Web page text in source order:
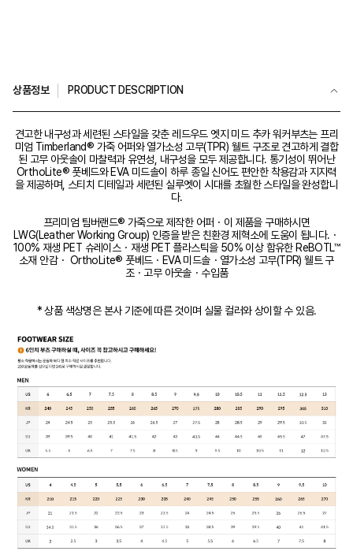
상품정보 PRODUCT DESCRIPTION
견고한 내구성과 세련된 스타일을 갖춘 레드우드 엣지 미드 추카 워커부츠는 프리
미엄 Timberland® 가죽 어퍼와 열가소성 고무(TPR) 웰트 구조로 견고하게 결합
된 고무 아웃솔이 마찰력과 유연성, 내구성을 모두 제공합니다. 통기성이 뛰어난
OrthoLite® 풋베드와 EVA 미드솔이 하루 종일 신어도 편안한 착용감과 지지력
을 제공하며, 스티치 디테일과 세련된 실루엣이 시대를 초월한 스타일을 완성합니
다.
프리미엄 팀버랜드® 가죽으로 제작한 어퍼・이 제품을 구매하시면
LWG(Leather Working Group) 인증을 받은 친환경 제혁소에 도움이 됩니다.・
100% 재생 PET 슈레이스・재생 PET 플라스틱을 50% 이상 함유한 ReBOTL™
소재 안감・ OrthoLite® 풋베드・EVA 미드솔・열가소성 고무(TPR) 웰트 구
조・고무 아웃솔・수입품
* 상품 색상명은 본사 기준에 따른 것이며 실물 컬러와 상이할 수 있음.